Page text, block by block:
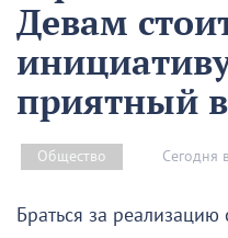
Девам
приятный
Общество Сегодня
Браться за